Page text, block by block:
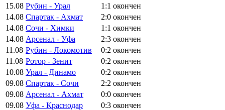
15.08 Рубин - Урал 1:1 окончен
14.08 Спартак - Ахмат 2:0 окончен
14.08 Сочи - Химки 1:1 окончен
14.08 Арсенал - Уфа 2:3 окончен
11.08 Рубин - Локомотив 0:2 окончен
11.08 Ротор - Зенит 0:2 окончен
10.08 Урал - Динамо 0:2 окончен
09.08 Спартак - Сочи 2:2 окончен
09.08 Арсенал - Ахмат 0:0 окончен
09.08 Уфа - Краснодар 0:3 окончен